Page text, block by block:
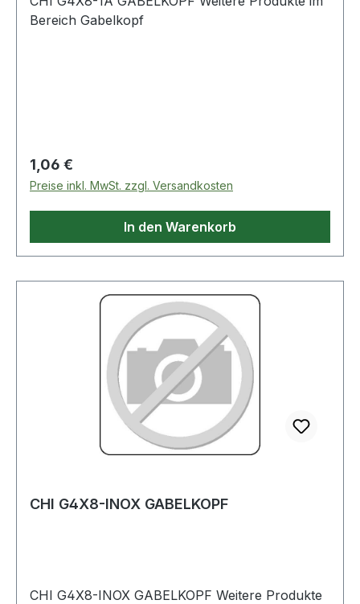
Bereich Gabelkopf
Regulärer Preis:
1,06 €
Preise inkl. MwSt. zzgl. Versandkosten
In den Warenkorb
CHI G4X8-INOX GABELKOPF
CHI G4X8-INOX GABELKOPF Weitere Produkte